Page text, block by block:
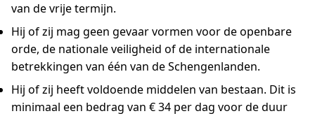
van de vrije termijn.
Hij of zij mag geen gevaar vormen voor de openbare
orde, de nationale veiligheid of de internationale
betrekkingen van één van de Schengenlanden.
Hij of zij heeft voldoende middelen van bestaan. Dit is
minimaal een bedrag van € 34 per dag voor de duur